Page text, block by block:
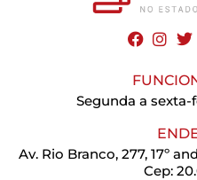
Segunda a sexta-
Av. Rio Branco, 277, 17º
Cep: